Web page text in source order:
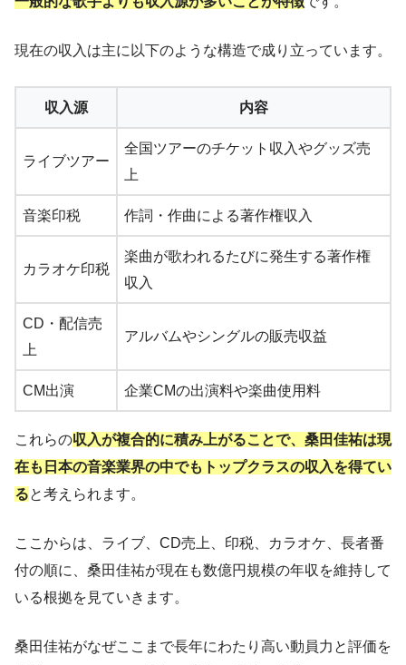
現在の収入は主に以下のような構造で成り立っています。
収入源 内容
ライブツアー
全国ツアーのチケット収入やグッズ売
上
音楽印税 作詞・作曲による著作権収入
カラオケ印税
楽曲が歌われるたびに発生する著作権
収入
CD・配信売
上
アルバムやシングルの販売収益
CM出演 企業CMの出演料や楽曲使用料
これらの収入が複合的に積み上がることで、桑田佳祐は現
在も日本の音楽業界の中でもトップクラスの収入を得てい
ると考えられます。
ここからは、ライブ、CD売上、印税、カラオケ、長者番
付の順に、桑田佳祐が現在も数億円規模の年収を維持して
いる根拠を見ていきます。
桑田佳祐がなぜここまで長年にわたり高い動員力と評価を